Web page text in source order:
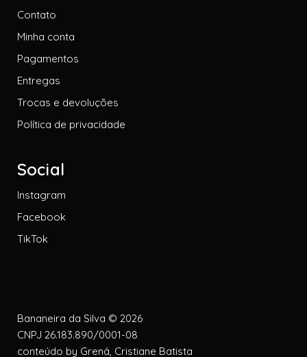
Contato
Minha conta
Pagamentos
Entregas
Trocas e devoluções
Política de privacidade
Social
Instagram
Facebook
TikTok
Bananeira da Silva © 2026
CNPJ 26.183.890/0001-08
conteúdo by Grená, Cristiane Batista